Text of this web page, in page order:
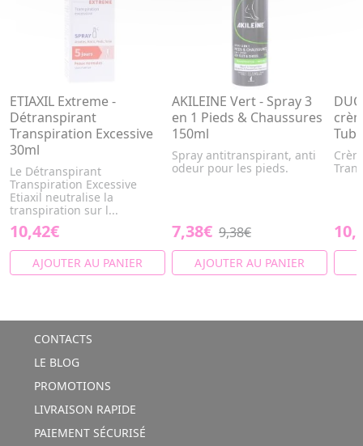
ETIAXIL Extreme -
Détranspirant
Transpiration Excessive
30ml
Le Détranspirant
Transpiration Excessive
Etiaxil neutralise la
transpiration sur l...
10,42€
AJOUTER AU PANIER
AKILEINE Vert - Spray 3
en 1 Pieds & Chaussures
150ml
Spray antitranspirant, anti
odeur pour les pieds.
7,38€ 9,38€
AJOUTER AU PANIER
CONTACTS
LE BLOG
PROMOTIONS
LIVRAISON RAPIDE
PAIEMENT SÉCURISÉ